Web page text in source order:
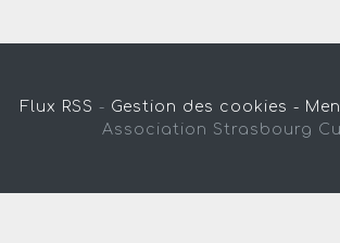
Flux RSS - Gestion des cookies -
Association Strasbourg